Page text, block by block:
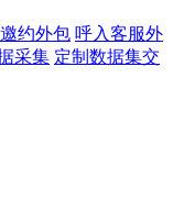
约外包 呼入客服外
采集 定制数据集交